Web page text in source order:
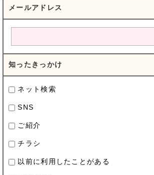
メールアドレス
知ったきっかけ
ネット検索
SNS
ご紹介
チラシ
以前に利用したことがある